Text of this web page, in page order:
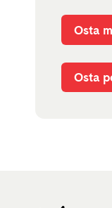
Osta
Osta